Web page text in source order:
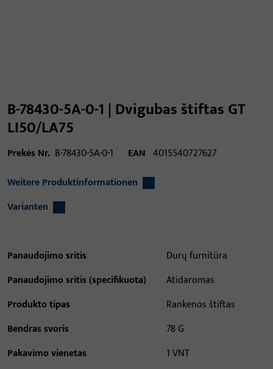
B-78430-5A-0-1 | Dvigubas štiftas GT
LI50/LA75
Prekės Nr. B-78430-5A-0-1 EAN 4015540727627
Weitere Produktinformationen
Varianten
Panaudojimo sritis
Durų furnitūra
Panaudojimo sritis (specifikuota)
Atidaromas
Produkto tipas
Rankenos štiftas
Bendras svoris
78 G
Pakavimo vienetas
1 VNT